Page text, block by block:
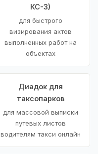
КС-3)
для быстрого
визирования актов
выполненных работ на
объектах
Диадок для
таксопарков
для массовой выписки
путевых листов
водителям такси онлайн